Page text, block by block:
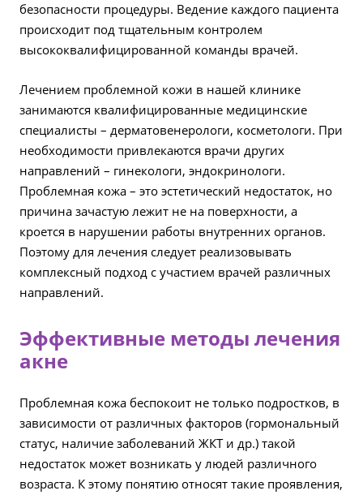
безопасности процедуры. Ведение каждого пациента
происходит под тщательным контролем
высококвалифицированной команды врачей.
Лечением проблемной кожи в нашей клинике
занимаются квалифицированные медицинские
специалисты – дерматовенерологи, косметологи. При
необходимости привлекаются врачи других
направлений – гинекологи, эндокринологи.
Проблемная кожа – это эстетический недостаток, но
причина зачастую лежит не на поверхности, а
кроется в нарушении работы внутренних органов.
Поэтому для лечения следует реализовывать
комплексный подход с участием врачей различных
направлений.
Эффективные методы лечения
акне
Проблемная кожа беспокоит не только подростков, в
зависимости от различных факторов (гормональный
статус, наличие заболеваний ЖКТ и др.) такой
недостаток может возникать у людей различного
возраста. К этому понятию относят такие проявления,